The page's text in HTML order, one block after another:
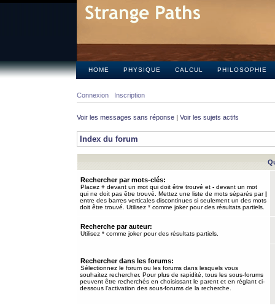
HOME PHYSIQUE CALCUL PHILOSOPHIE
Connexion Inscription
Voir les messages sans réponse | Voir les sujets actifs
Index du forum
Rechercher par mots-clés:
Placez + devant un mot qui doit être trouvé et - devant un mot
qui ne doit pas être trouvé. Mettez une liste de mots séparés par|
entre des barres verticales discontinues si seulement un des mots
doit être trouvé. Utilisez * comme joker pour des résultats partiels.
Recherche par auteur:
Utilisez * comme joker pour des résultats partiels.
Rechercher dans les forums:
Sélectionnez le forum ou les forums dans lesquels vous
souhaitez rechercher. Pour plus de rapidité, tous les sous-forums
peuvent être recherchés en choisissant le parent et en réglant ci-
dessous l’activation des sous-forums de la recherche.